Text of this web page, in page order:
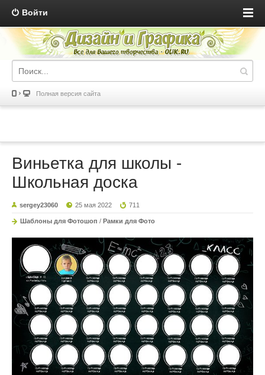
Войти
Полная версия сайта
Виньетка для школы -
Школьная доска
sergey23060 25 мая 2022 711
Шаблоны для Фотошоп / Рамки для Фото